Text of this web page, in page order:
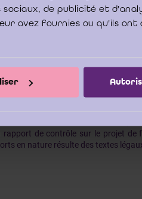
de publicité et
avez fournies ou qu'ils ont
Code des sociétés ne prévoit pas
de contrôle révisoral se justifie
de façon illimitée et solidaire
nature est temporairement
par l’art. 357, § 3, al. 2 du
rapport de contrôle sur le projet de
en nature résulte des textes